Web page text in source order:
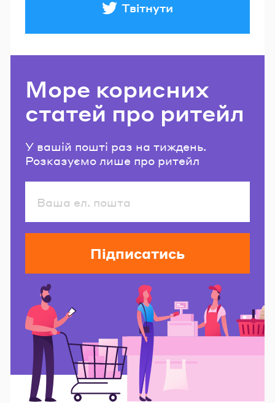
Твітнути
Море корисних
статей про ритейл
У вашій пошті раз на тиждень.
Розказуємо лише про ритейл
Підписатись